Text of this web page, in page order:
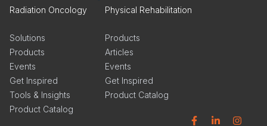
Radiation Oncology
Solutions
Products
Events
Get Inspired
Tools & Insights
Product Catalog
Physical Rehabilitation
Products
Articles
Events
Get Inspired
Product Catalog